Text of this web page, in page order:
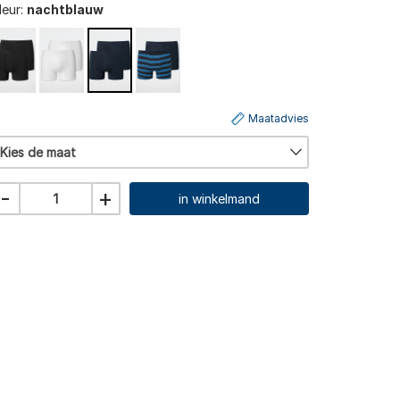
nachtblauw
Kies de maat
Maatadvies
- + in winkelmand